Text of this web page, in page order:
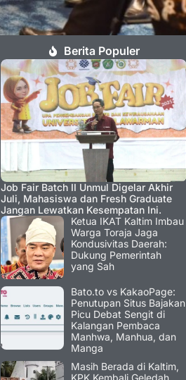
Berita Populer
Job Fair Batch II Unmul Digelar Akhir
Juli, Mahasiswa dan Fresh Graduate
Jangan Lewatkan Kesempatan Ini.
Ketua IKAT Kaltim Imbau
Warga Toraja Jaga
Kondusivitas Daerah:
Dukung Pemerintah
yang Sah
Bato.to vs KakaoPage:
Penutupan Situs Bajakan
Picu Debat Sengit di
Kalangan Pembaca
Manhwa, Manhua, dan
Manga
Masih Berada di Kaltim,